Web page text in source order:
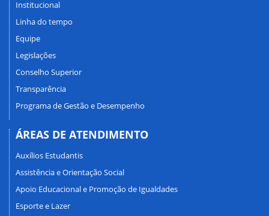
Institucional
Linha do tempo
Equipe
Legislações
Conselho Superior
Transparência
Programa de Gestão e Desempenho
ÁREAS DE ATENDIMENTO
Auxílios Estudantis
Assistência e Orientação Social
Apoio Educacional e Promoção de Igualdades
Esporte e Lazer